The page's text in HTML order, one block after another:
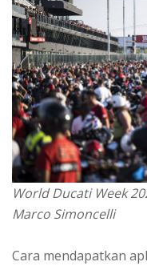
World Ducati Week
Marco Simoncelli
Cara mendapatkan